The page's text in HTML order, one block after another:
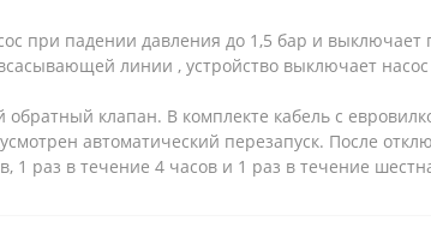
при падении давления до 1,5 бар и
линии , устройство выключает
обратный клапан. В комплекте кабель с
автоматический перезапуск. После
1 раз в течение 4 часов и 1 раз в течение